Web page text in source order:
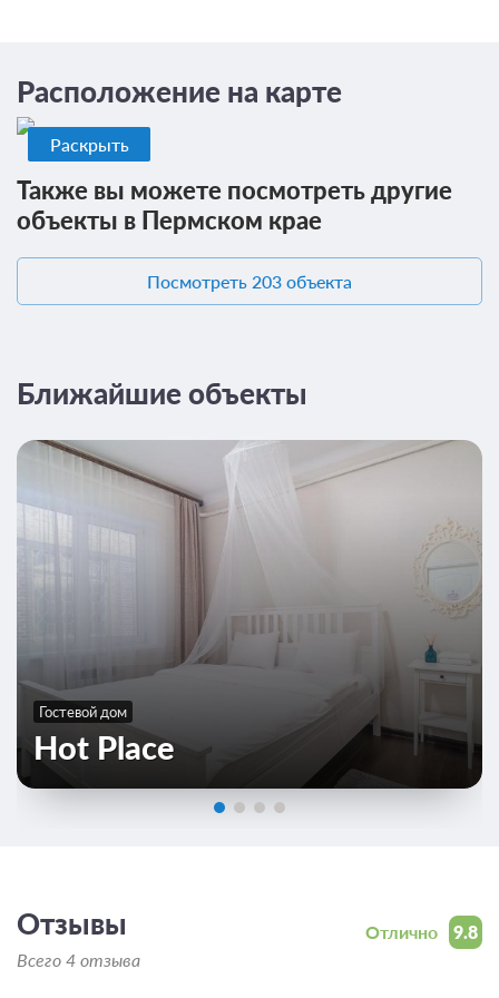
Небольшая двухместная комната с
Особенности комнаты: душ, туалет, кухня общие на этаже
(очередей нет).
Одна двухярусная кровать
Общая ванная комната
Моментальное подтверждение
В стоимость входит:
Базовый тариф, Без питания
Бесплатная отмена до 17 августа 2026 23:59; При отмене
оплата не возвращается с 18 августа 2026 00:00
Требуется внесение предоплаты в течение 2 часов.
Сумма предоплаты составляет 1 ночь
Расположение на карте
Раскрыть
Также вы можете посмотреть другие
объекты в Пермском крае
Посмотреть 203 объекта
Ближайшие объекты
Гостевой дом
Hot Place
9.8
Отлично
Отзывы
Всего 4 отзыва